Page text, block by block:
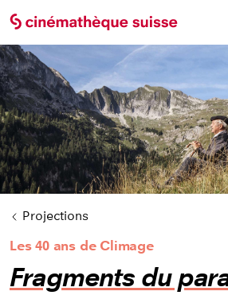
Projections
Les 40 ans de Climage
Fragments du